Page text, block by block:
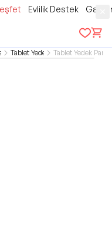
Evlilik Destek
Parçaları
Tablet Yedek ParçaTablet Yedek